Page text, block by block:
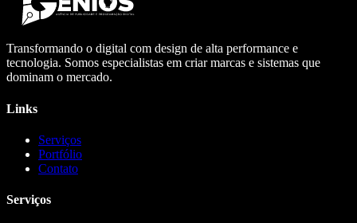
Transformando o digital com design de alta performance e
tecnologia. Somos especialistas em criar marcas e sistemas que
dominam o mercado.
Links
Serviços
Portfólio
Contato
Serviços